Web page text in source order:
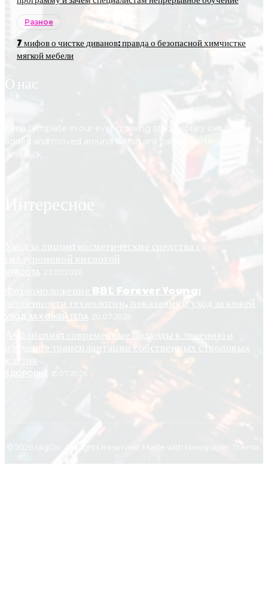
Разное
7 мифов о чистке диванов: правда о безопасной химчистке
мягкой мебели
О нас
Each template in our ever growing studio library can be
added and moved around within any page effortlessly with
Интересное
Уход за лицом: косметические средства с
гиалуроновой кислотой
КРАСОТА
Фотоомоложение BBL Forever Young:
особенности технологии, показания и уход за кожей
УХОД ЗА КОЖЕЙ ТЕЛА
Амблиопия: современные подходы к лечению и
изучение трансплантации собственных стволовых
клеток
ЗДОРОВЬЕ
© 2026 tagDiv. All Rights Reserved. Made with Newspaper Theme.